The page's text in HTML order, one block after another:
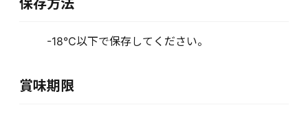
保存方法
-18℃以下で保存してください。
賞味期限